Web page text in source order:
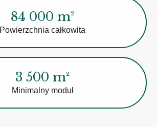
84 000 m²
Powierzchnia całkowita
3 500 m²
Minimalny moduł